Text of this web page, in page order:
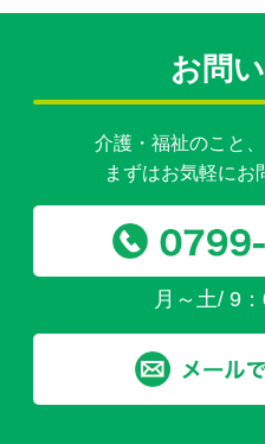
お問
介護・福祉のこと
まずはお気軽にお
月～土/ 9